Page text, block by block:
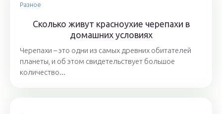
Разное
Сколько живут красноухие черепахи в
домашних условиях
Черепахи – это одни из самых древних обитателей
планеты, и об этом свидетельствует большое
количество...